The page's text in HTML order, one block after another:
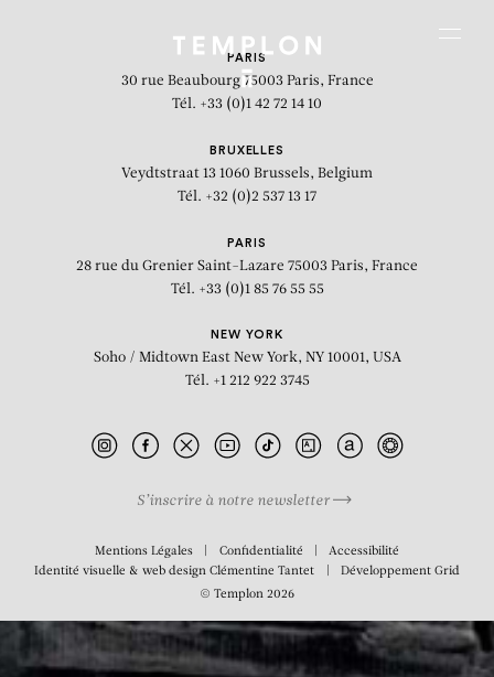
Egypt Centre (B1783)
PARIS
30 rue Beaubourg 75003 Paris, France
Tél. +33 (0)1 42 72 14 10
BRUXELLES
Veydtstraat 13 1060 Brussels, Belgium
Tél. +32 (0)2 537 13 17
PARIS
28 rue du Grenier Saint-Lazare 75003 Paris, France
Tél. +33 (0)1 85 76 55 55
NEW YORK
Soho / Midtown East New York, NY 10001, USA
Tél. +1 212 922 3745
S’inscrire à notre newsletter
Mentions Légales Confidentialité
Accessibilité
Identité visuelle & web designClémentine Tantet Développement Grid
© Templon 2026